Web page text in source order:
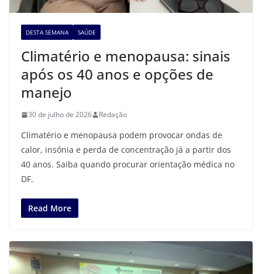
DESTA SEMANA SAÚDE
Climatério e menopausa: sinais
após os 40 anos e opções de
manejo
30 de julho de 2026 Redação
Climatério e menopausa podem provocar ondas de
calor, insônia e perda de concentração já a partir dos
40 anos. Saiba quando procurar orientação médica no
DF.
Read More